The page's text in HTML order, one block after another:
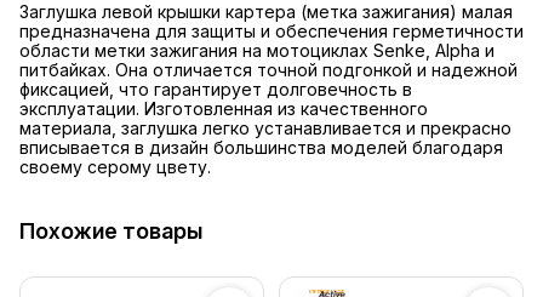
Заглушка левой крышки картера (метка зажигания) малая
предназначена для защиты и обеспечения герметичности
области метки зажигания на мотоциклах Senke, Alpha и
питбайках. Она отличается точной подгонкой и надежной
фиксацией, что гарантирует долговечность в
эксплуатации. Изготовленная из качественного
материала, заглушка легко устанавливается и прекрасно
вписывается в дизайн большинства моделей благодаря
своему серому цвету.
Похожие товары